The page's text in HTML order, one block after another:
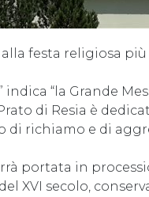
festa religiosa
“la Grande
di Resia è
di richiamo e di
portata in
XVI secolo,